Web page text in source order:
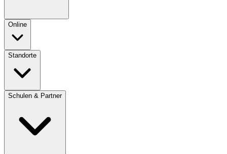
Online
Standorte
Schulen & Partner